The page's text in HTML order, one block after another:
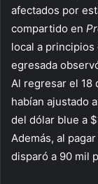
afectados por
compartido en
local a
egresada
Al regresar el 18
habían ajustado
del dólar blue a
Además, al
disparó a 90 mil